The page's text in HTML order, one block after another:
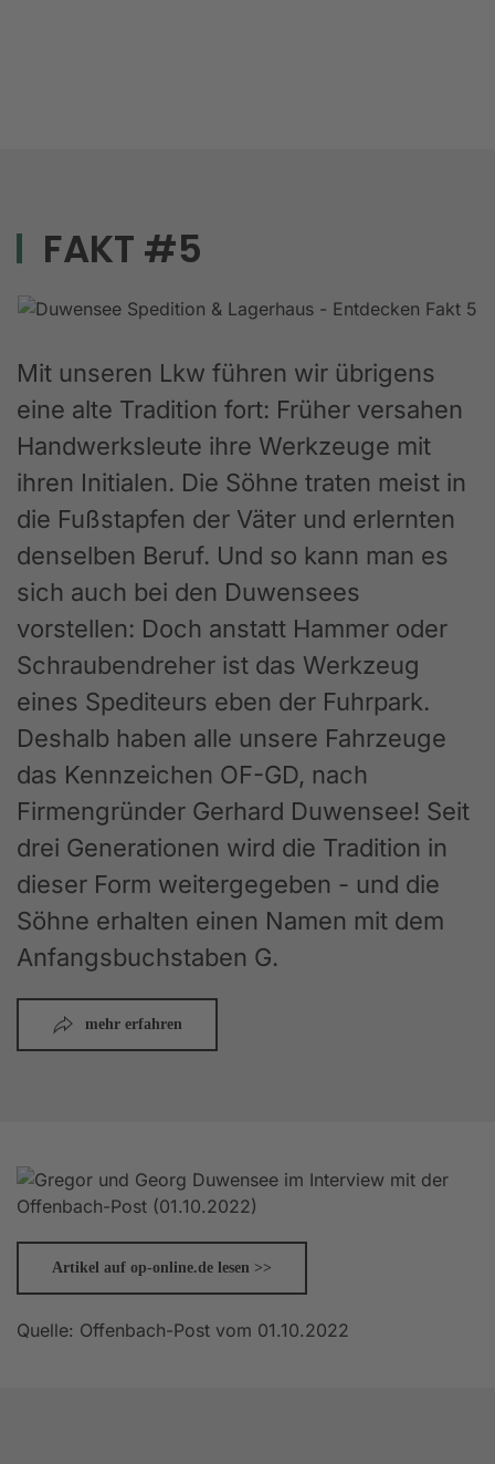
FAKT #5
Mit unseren Lkw führen wir übrigens
eine alte Tradition fort: Früher versahen
Handwerksleute ihre Werkzeuge mit
ihren Initialen. Die Söhne traten meist in
die Fußstapfen der Väter und erlernten
denselben Beruf. Und so kann man es
sich auch bei den Duwensees
vorstellen: Doch anstatt Hammer oder
Schraubendreher ist das Werkzeug
eines Spediteurs eben der Fuhrpark.
Deshalb haben alle unsere Fahrzeuge
das Kennzeichen OF-GD, nach
Firmengründer Gerhard Duwensee! Seit
drei Generationen wird die Tradition in
dieser Form weitergegeben - und die
Söhne erhalten einen Namen mit dem
Anfangsbuchstaben G.
mehr erfahren
Artikel auf op-online.de lesen >>
Quelle: Offenbach-Post vom 01.10.2022